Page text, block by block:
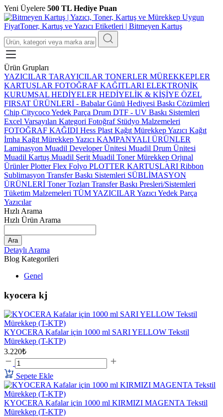
Yeni Üyelere 500 TL Hediye Puan
Ürün Grupları
YAZICILAR TARAYICILAR TONERLER MÜREKKEPLER
KARTUŞLAR FOTOĞRAF KAĞITLARI ELEKTRONİK
KURUMSAL HEDİYELER HEDİYELİK & KİŞİYE ÖZEL
FIRSAT ÜRÜNLERİ - Babalar Günü Hediyesi Baskı Çözümleri
Chip Citycoco Yedek Parça Drum DTF - UV Baskı Sistemleri
Excel Varsayılan Kategori Fotoğraf Stüdyo Malzemeleri
FOTOĞRAF KAĞIDI Hess Plast Kağıt Mürekkep Yazıcı Kağıt
İmha Kağıt Mürekkep Yazıcı KAMPANYALI ÜRÜNLER
Laminasyon Muadil Developer Ünitesi Muadil Drum Ünitesi
Muadil Kartuş Muadil Şerit Muadil Toner Mürekkep Orjınal
Ürünler Plotter Flex Folyo PLOTTER KARTUŞLARI Ribbon
Sublimasyon Transfer Baskı Sistemleri SÜBLİMASYON
ÜRÜNLERİ Toner Tozları Transfer Baskı Presleri/Sistemleri
Tüketim Malzemeleri TÜM YAZICILAR Yazıcı Yedek Parça
Yazıcılar
Hızlı Arama
Hızlı Ürün Arama
Ara
Detaylı Arama
Blog Kategorileri
Genel
kyocera kj
KYOCERA Kafalar için 1000 ml SARI YELLOW Tekstil
Mürekkep (T-KTP)
3.220₺
Sepete Ekle
KYOCERA Kafalar için 1000 ml KIRMIZI MAGENTA Tekstil
Mürekkep (T-KTP)